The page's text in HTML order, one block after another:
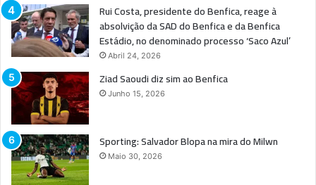
Rui Costa, presidente do Benfica, reage à
absolvição da SAD do Benfica e da Benfica
Estádio, no denominado processo ‘Saco Azul’
Abril 24, 2026
Ziad Saoudi diz sim ao Benfica
Junho 15, 2026
Sporting: Salvador Blopa na mira do Milwn
Maio 30, 2026